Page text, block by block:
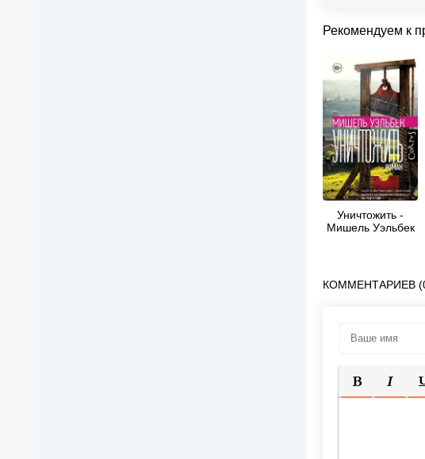
Рекомендуем к
Уничтожить -
Мишель Уэльбек
КОММЕНТАРИЕВ
КУРСИВ